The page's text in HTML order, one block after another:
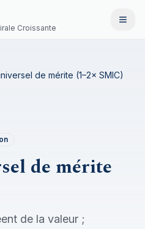
Croissante
de mérite (1–2× SMIC)
de mérite
de la valeur ;